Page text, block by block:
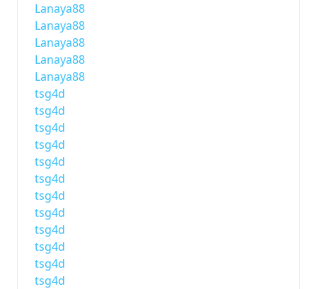
Lanaya88
Lanaya88
Lanaya88
Lanaya88
Lanaya88
tsg4d
tsg4d
tsg4d
tsg4d
tsg4d
tsg4d
tsg4d
tsg4d
tsg4d
tsg4d
tsg4d
tsg4d